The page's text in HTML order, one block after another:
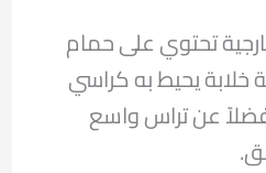
تحتوي على حمام
خلابة يحيط به كراسي
عن تراس واسع